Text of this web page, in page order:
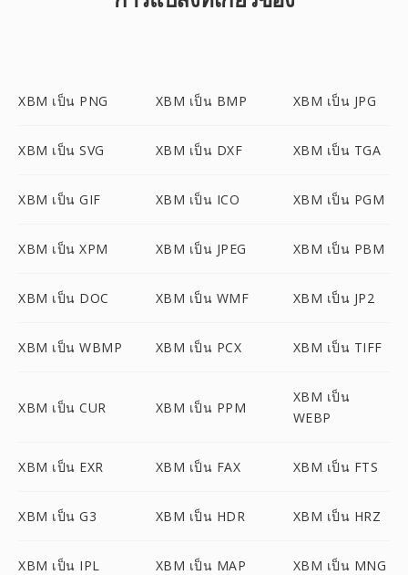
XBM เป็น PNG XBM เป็น BMP XBM เป็น JPG
XBM เป็น SVG XBM เป็น DXF XBM เป็น TGA
XBM เป็น GIF XBM เป็น ICO XBM เป็น PGM
XBM เป็น XPM XBM เป็น JPEG XBM เป็น PBM
XBM เป็น DOC XBM เป็น WMF XBM เป็น JP2
XBM เป็น WBMP XBM เป็น PCX XBM เป็น TIFF
XBM เป็น CUR XBM เป็น PPM
XBM เป็น
WEBP
XBM เป็น EXR XBM เป็น FAX XBM เป็น FTS
XBM เป็น G3 XBM เป็น HDR XBM เป็น HRZ
XBM เป็น IPL XBM เป็น MAP XBM เป็น MNG